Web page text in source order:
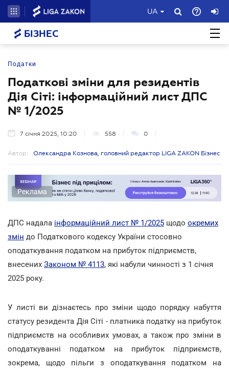
UA
БІЗНЕС
Податки
Податкові зміни для резидентів
Дія Сіті: інформаційний лист ДПС
№ 1/2025
7 січня 2025, 10:20 558 0
Автор: Олександра Кознова, головний редактор LIGA ZAKON Бізнес
Реклама
ДПС надала інформаційний лист № 1/2025 щодо окремих
змін до Податкового кодексу України стосовно
оподаткування податком на прибуток підприємств,
внесених Законом № 4113, які набули чинності з 1 січня
2025 року.
У листі ви дізнаєтесь про зміни щодо порядку набуття
статусу резидента Дія Сіті - платника податку на прибуток
підприємств на особливих умовах, а також про зміни в
оподаткуванні податком на прибуток підприємств,
зокрема, щодо пільги з оподаткування податком на